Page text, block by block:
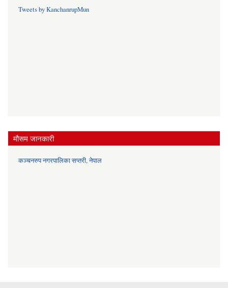
Tweets by KanchanrupMun
मौसम जानकारी
कञ्चनरुप नगरपालिका सप्तरी, नेपाल